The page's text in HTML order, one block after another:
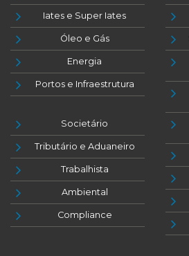
Iates e Super Iates
Óleo e Gás
Energia
Portos e Infraestrutura
Societário
Tributário e Aduaneiro
Trabalhista
Ambiental
Compliance